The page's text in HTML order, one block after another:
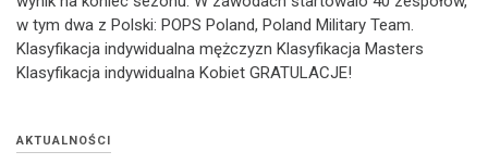
w tym dwa z Polski: POPS Poland, Poland Military Team.
Klasyfikacja indywidualna mężczyzn Klasyfikacja Masters
Klasyfikacja indywidualna Kobiet GRATULACJE!
AKTUALNOŚCI